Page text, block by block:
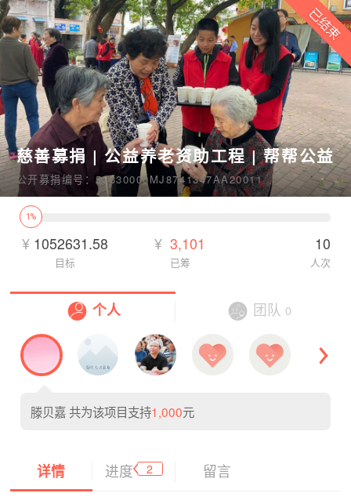
慈善募捐 | 公益养老资助工程 | 帮帮公益
公开募捐编号：53330000MJ8741347AA20011
1%
¥ 1052631.58
目标
¥ 3,101
已筹
10
人次
个人 团队 0
滕贝嘉共为该项目支持1,000元
详情 进度 2 留言